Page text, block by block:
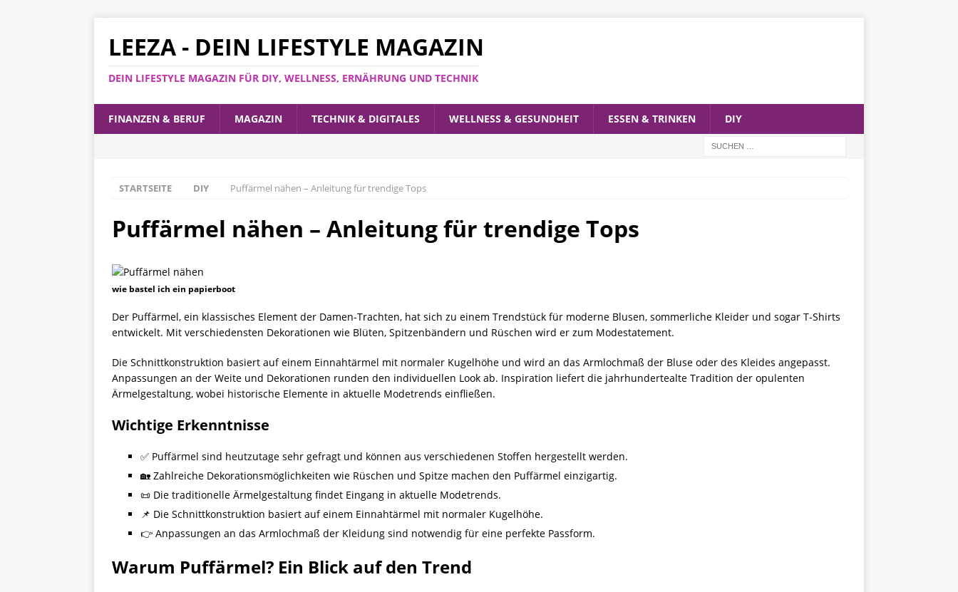
LEEZA - DEIN LIFESTYLE MAGAZIN
DEIN LIFESTYLE MAGAZIN FÜR DIY, WELLNESS, ERNÄHRUNG UND TECHNIK
FINANZEN & BERUF MAGAZIN TECHNIK & DIGITALES WELLNESS & GESUNDHEIT ESSEN & TRINKEN DIY
STARTSEITE DIY Puffärmel nähen – Anleitung für trendige Tops
Puffärmel nähen – Anleitung für trendige Tops
wie bastel ich ein papierboot
Der Puffärmel, ein klassisches Element der Damen-Trachten, hat sich zu einem Trendstück für moderne Blusen, sommerliche Kleider und sogar T-Shirts
entwickelt. Mit verschiedensten Dekorationen wie Blüten, Spitzenbändern und Rüschen wird er zum Modestatement.
Die Schnittkonstruktion basiert auf einem Einnahtärmel mit normaler Kugelhöhe und wird an das Armlochmaß der Bluse oder des Kleides angepasst.
Anpassungen an der Weite und Dekorationen runden den individuellen Look ab. Inspiration liefert die jahrhundertealte Tradition der opulenten
Ärmelgestaltung, wobei historische Elemente in aktuelle Modetrends einfließen.
Wichtige Erkenntnisse
✅ Puffärmel sind heutzutage sehr gefragt und können aus verschiedenen Stoffen hergestellt werden.
🏡 Zahlreiche Dekorationsmöglichkeiten wie Rüschen und Spitze machen den Puffärmel einzigartig.
📜 Die traditionelle Ärmelgestaltung findet Eingang in aktuelle Modetrends.
📌 Die Schnittkonstruktion basiert auf einem Einnahtärmel mit normaler Kugelhöhe.
👉 Anpassungen an das Armlochmaß der Kleidung sind notwendig für eine perfekte Passform.
Warum Puffärmel? Ein Blick auf den Trend